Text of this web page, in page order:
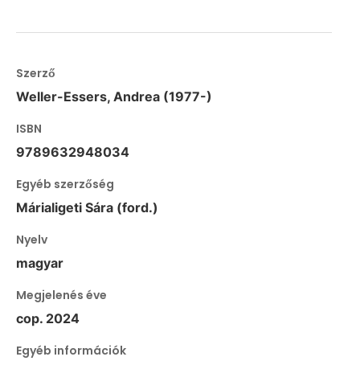
Szerző
Weller-Essers, Andrea (1977-)
ISBN
9789632948034
Egyéb szerzőség
Márialigeti Sára (ford.)
Nyelv
magyar
Megjelenés éve
cop. 2024
Egyéb információk